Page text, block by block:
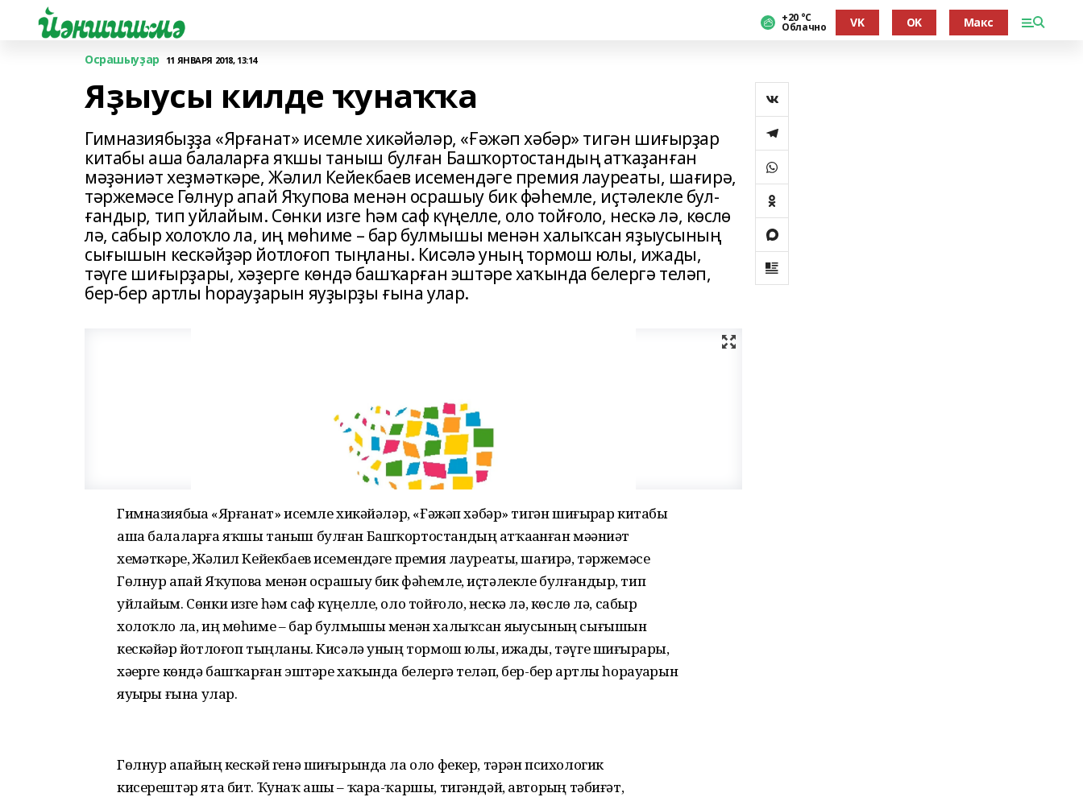
+20 °С
Облачно VK OK Макс
Осрашыуҙар 11 ЯНВАРЯ 2018, 13:14
Яҙыусы килде ҡунаҡҡа
Гимназиябыҙҙа «Ярғанат» исемле хикәйәләр, «Ғәжәп хәбәр» тигән шиғырҙар
китабы аша балаларға яҡшы таныш булған Башҡортостандың ат­ҡаҙанған
мәҙәниәт хеҙмәткә­ре, Жәлил Кейекбаев исемендәге премия лауреаты, шағирә,
тәржемәсе Гөлнур апай Яҡупова менән осрашыу бик фә­һемле, иҫтәлекле бул­
ғандыр, тип уйлайым. Сөнки изге һәм саф күңелле, оло той­ғоло, нес­кә лә, көслө
лә, сабыр холоҡло ла, иң мөһиме – бар булмышы менән халыҡсан яҙыусының
сығышын кескәй­ҙәр йотлоғоп тыңланы. Кисәлә уның тормош юлы, ижады,
тәүге ши­ғыр­ҙары, хәҙерге көндә башҡарған эштәре хаҡын­да белергә теләп,
бер-бер арт­лы һорауҙарын яуҙырҙы ғына улар.
Гимназиябыҙҙа «Ярғанат» исемле хикәйәләр, «Ғәжәп хәбәр» тигән шиғырҙар китабы
аша балаларға яҡшы таныш булған Башҡортостандың ат­ҡаҙанған мәҙәниәт
хеҙмәткә­ре, Жәлил Кейекбаев исемендәге премия лауреаты, шағирә, тәржемәсе
Гөлнур апай Яҡупова менән осрашыу бик фә­һемле, иҫтәлекле бул­ғандыр, тип
уйлайым. Сөнки изге һәм саф күңелле, оло той­ғоло, нес­кә лә, көслө лә, сабыр
холоҡло ла, иң мөһиме – бар булмышы менән халыҡсан яҙыусының сығышын
кескәй­ҙәр йотлоғоп тыңланы. Кисәлә уның тормош юлы, ижады, тәүге ши­ғыр­ҙары,
хәҙерге көндә башҡарған эштәре хаҡын­да белергә теләп, бер-бер арт­лы һорауҙарын
яуҙырҙы ғына улар.
Гөлнур апайҙың кескәй генә шиғырында ла оло фекер, тәрән психологик
кисерештәр ята бит. Ҡунаҡ ашы – ҡара-ҡар­шы, тигәндәй, авторҙың тә­биғәт,